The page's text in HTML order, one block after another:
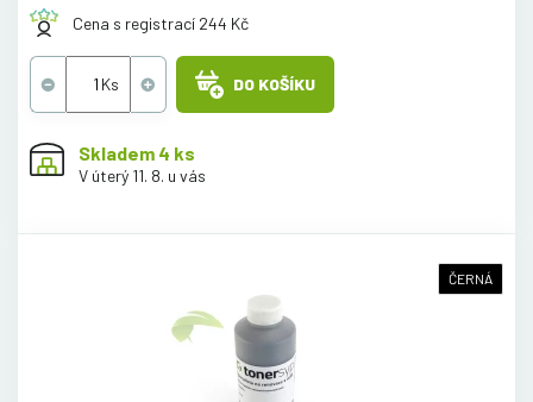
Cena s registrací 244 Kč
DO KOŠÍKU
Skladem 4 ks
V úterý 11. 8. u vás
ČERNÁ